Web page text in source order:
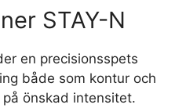
STAY-N
en precisionsspets
både som kontur och
önskad intensitet.